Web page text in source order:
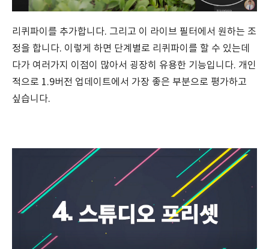
리퀴파이를 추가합니다. 그리고 이 라이브 필터에서 원하는 조
정을 합니다. 이렇게 하면 단계별로 리퀴파이를 할 수 있는데
다가 여러가지 이점이 많아서 굉장히 유용한 기능입니다. 개인
적으로 1.9버전 업데이트에서 가장 좋은 부분으로 평가하고
싶습니다.